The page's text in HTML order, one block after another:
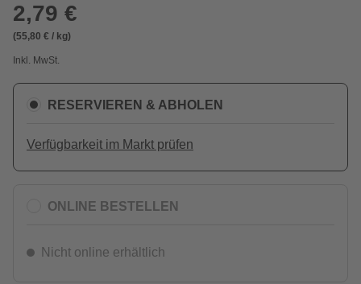
2,79 €
(55,80 € / kg)
Inkl. MwSt.
RESERVIEREN & ABHOLEN
Verfügbarkeit im Markt prüfen
ONLINE BESTELLEN
Nicht online erhältlich